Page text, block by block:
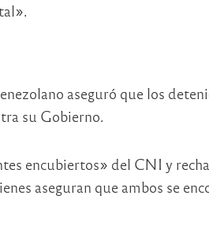
aseguró que los
su Gobierno.
encubiertos» del CNI y
aseguran que ambos se